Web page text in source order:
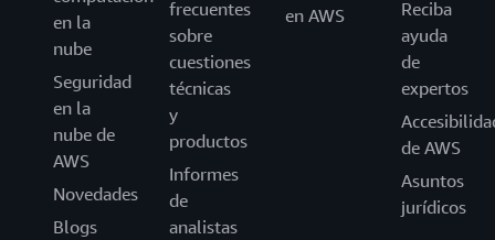
en la
nube
Seguridad
en la
nube de
AWS
Novedades
Blogs
frecuentes
sobre
cuestiones
técnicas
y
productos
Informes
de
analistas
en AWS
Reciba
ayuda
de
expertos
de AWS
Asuntos
jurídicos